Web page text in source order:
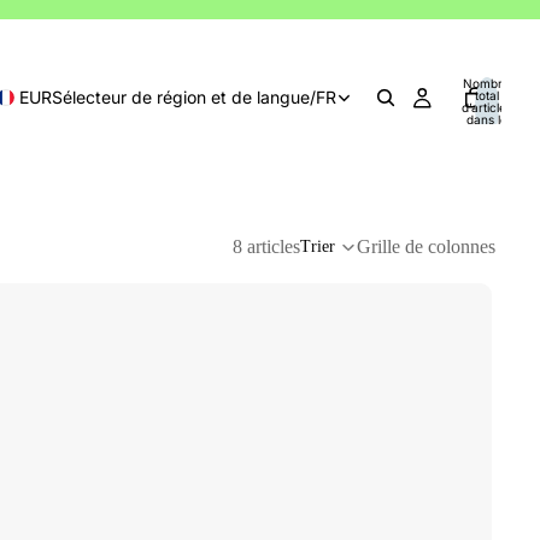
EURSélecteur de région et de langue/FR
Nombre
total
d’articles
dans le
8 articlesTrier Grille de colonnes